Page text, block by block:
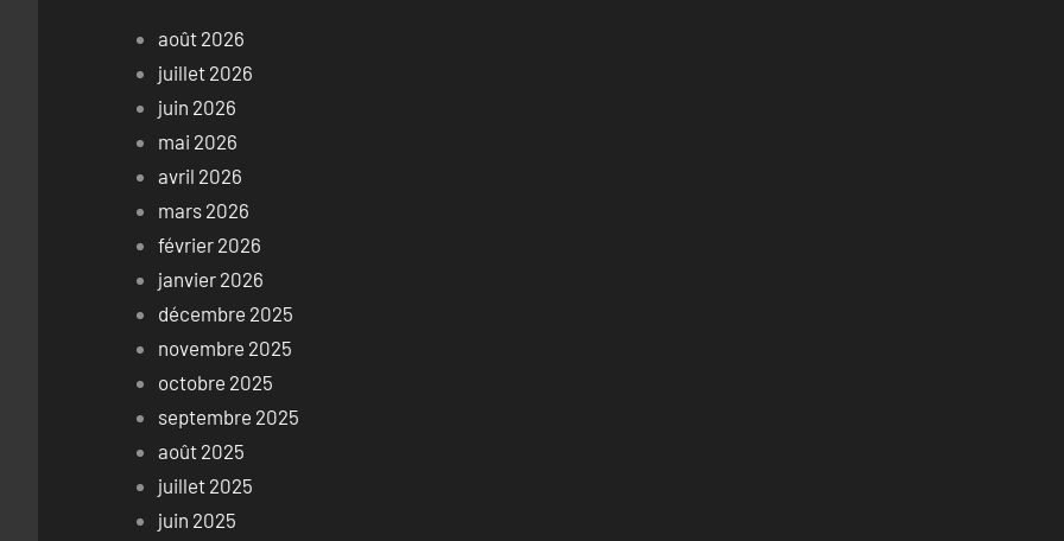
août 2026
juillet 2026
juin 2026
mai 2026
avril 2026
mars 2026
février 2026
janvier 2026
décembre 2025
novembre 2025
octobre 2025
septembre 2025
août 2025
juillet 2025
juin 2025